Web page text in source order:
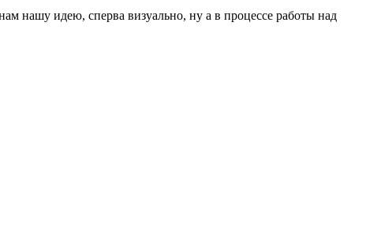
нашу идею, сперва визуально, ну а в процессе работы над